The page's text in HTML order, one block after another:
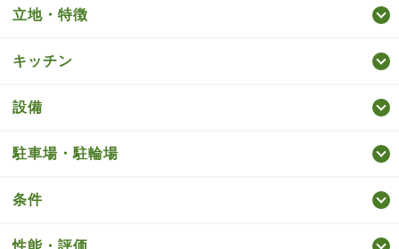
立地・特徴
キッチン
設備
駐車場・駐輪場
条件